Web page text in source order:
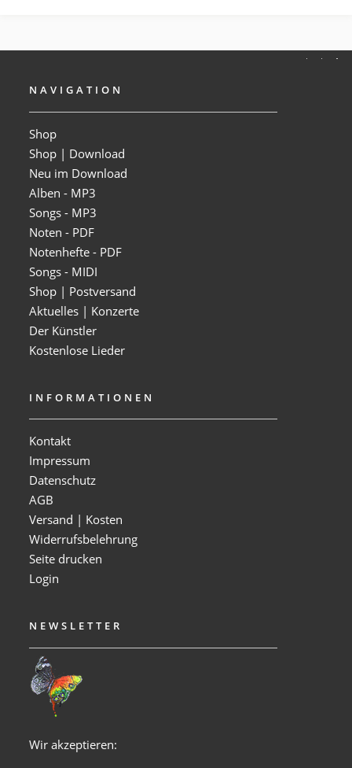
NAVIGATION
Shop
Shop | Download
Neu im Download
Alben - MP3
Songs - MP3
Noten - PDF
Notenhefte - PDF
Songs - MIDI
Shop | Postversand
Aktuelles | Konzerte
Der Künstler
Kostenlose Lieder
INFORMATIONEN
Kontakt
Impressum
Datenschutz
AGB
Versand | Kosten
Widerrufsbelehrung
Seite drucken
Login
NEWSLETTER
Wir akzeptieren: